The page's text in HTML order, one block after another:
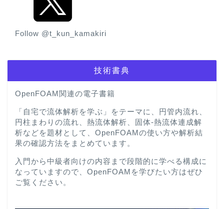
Follow @t_kun_kamakiri
技術書典
OpenFOAM関連の電子書籍
「自宅で流体解析を学ぶ」をテーマに、円管内流れ、
円柱まわりの流れ、熱流体解析、固体-熱流体連成解
析などを題材として、OpenFOAMの使い方や解析結
果の確認方法をまとめています。
入門から中級者向けの内容まで段階的に学べる構成に
なっていますので、OpenFOAMを学びたい方はぜひ
ご覧ください。